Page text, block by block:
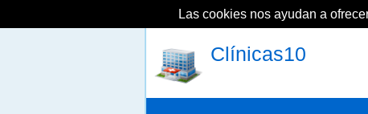
Clínicas10
Las cookies nos ayudan a